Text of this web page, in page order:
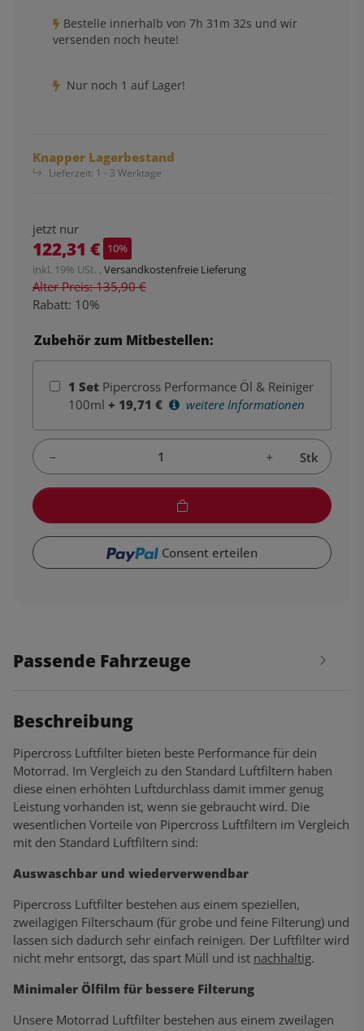
Bestelle innerhalb von 7h 31m 32s und wir
versenden noch heute!
Nur noch 1 auf Lager!
Knapper Lagerbestand
Lieferzeit: 1 - 3 Werktage
jetzt nur
122,31 € 10%
inkl. 19% USt. , Versandkostenfreie Lieferung
Alter Preis: 135,90 €
Rabatt: 10%
Zubehör zum Mitbestellen:
1 Set Pipercross Performance Öl & Reiniger
100ml + 19,71 € weitere Informationen
Stk
Consent erteilen
Passende Fahrzeuge
Beschreibung
Pipercross Luftfilter bieten beste Performance für dein
Motorrad. Im Vergleich zu den Standard Luftfiltern haben
diese einen erhöhten Luftdurchlass damit immer genug
Leistung vorhanden ist, wenn sie gebraucht wird. Die
wesentlichen Vorteile von Pipercross Luftfiltern im Vergleich
mit den Standard Luftfiltern sind:
Auswaschbar und wiederverwendbar
Pipercross Luftfilter bestehen aus einem speziellen,
zweilagigen Filterschaum (für grobe und feine Filterung) und
lassen sich dadurch sehr einfach reinigen. Der Luftfilter wird
nicht mehr entsorgt, das spart Müll und ist nachhaltig.
Minimaler Ölfilm für bessere Filterung
Unsere Motorrad Luftfilter bestehen aus einem zweilagen